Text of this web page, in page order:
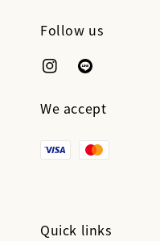
Follow us
We accept
Quick links